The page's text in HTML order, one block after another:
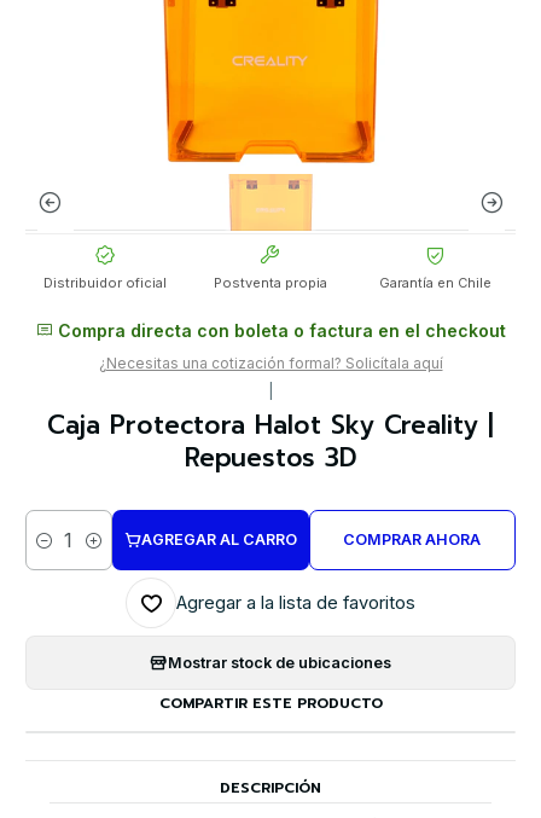
Distribuidor oficial Postventa propia Garantía en Chile
Compra directa con boleta o factura en el checkout
¿Necesitas una cotización formal? Solicítala aquí
Caja Protectora Halot Sky Creality |
Repuestos 3D
Cantidad
AGREGAR AL CARRO COMPRAR AHORA
Agregar a la lista de favoritos
Mostrar stock de ubicaciones
COMPARTIR ESTE PRODUCTO
DESCRIPCIÓN